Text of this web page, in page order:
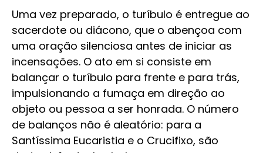
Uma vez preparado, o turíbulo é entregue ao
sacerdote ou diácono, que o abençoa com
uma oração silenciosa antes de iniciar as
incensações. O ato em si consiste em
balançar o turíbulo para frente e para trás,
impulsionando a fumaça em direção ao
objeto ou pessoa a ser honrada. O número
de balanços não é aleatório: para a
Santíssima Eucaristia e o Crucifixo, são